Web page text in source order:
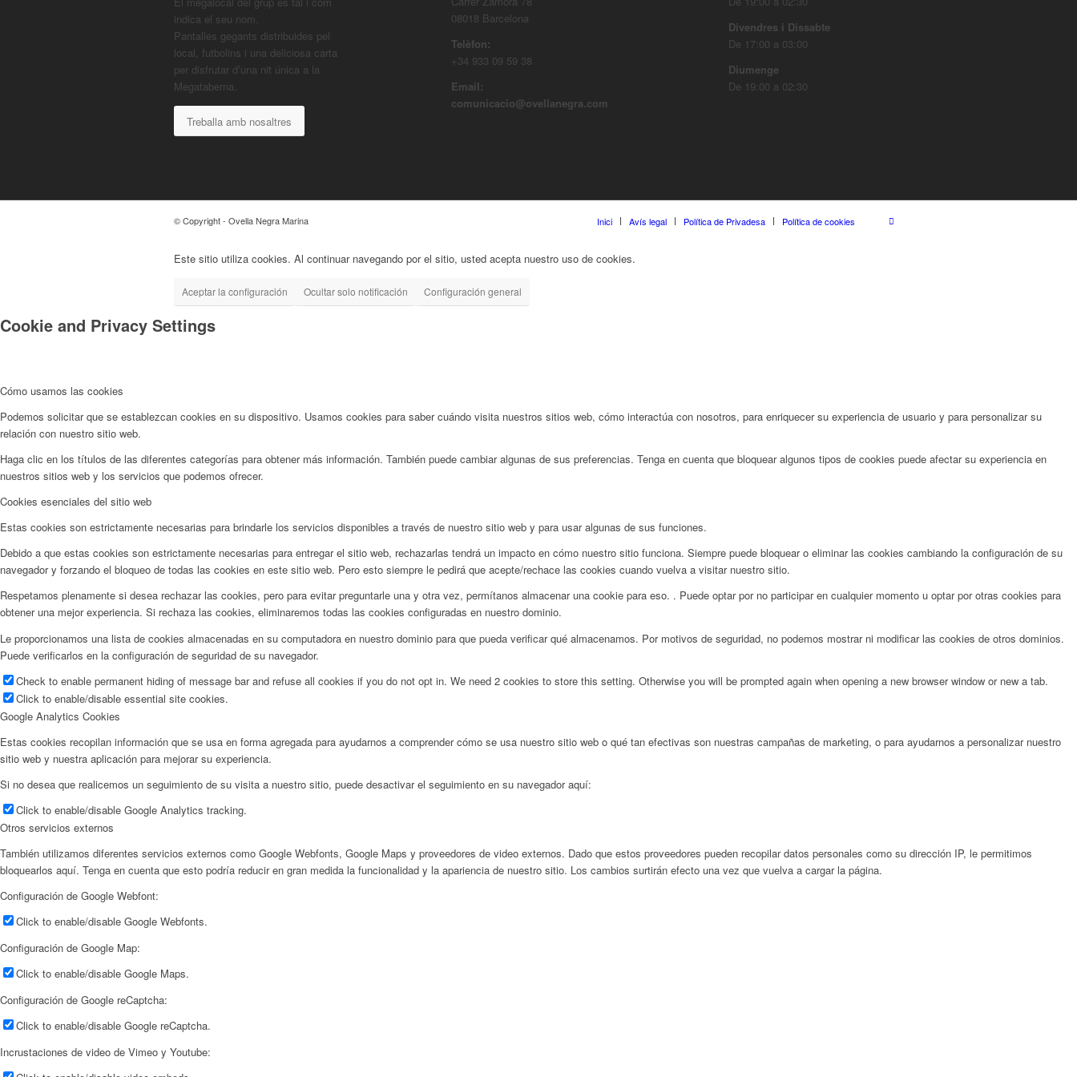
indica el seu nom.
Pantalles gegants distribuides pel
local, futbolins i una deliciosa carta
per disfrutar d’una nit única a la
Megataberna.
Treballa amb nosaltres
08018 Barcelona
Telèfon:
+34 933 09 59 38
Email:
comunicacio@ovellanegra.com
Divendres i Dissabte
De 17:00 a 03:00
Diumenge
De 19:00 a 02:30
© Copyright - Ovella Negra Marina Inici Avís legal Política de Privadesa Política de cookies
Este sitio utiliza cookies. Al continuar navegando por el sitio, usted acepta nuestro uso de cookies.
Aceptar la configuración Ocultar solo notificación Configuración general
Cookie and Privacy Settings
Cómo usamos las cookies
Podemos solicitar que se establezcan cookies en su dispositivo. Usamos cookies para saber cuándo visita nuestros sitios web, cómo interactúa con nosotros, para enriquecer su experiencia de usuario y para personalizar su
relación con nuestro sitio web.
Haga clic en los títulos de las diferentes categorías para obtener más información. También puede cambiar algunas de sus preferencias. Tenga en cuenta que bloquear algunos tipos de cookies puede afectar su experiencia en
nuestros sitios web y los servicios que podemos ofrecer.
Cookies esenciales del sitio web
Estas cookies son estrictamente necesarias para brindarle los servicios disponibles a través de nuestro sitio web y para usar algunas de sus funciones.
Debido a que estas cookies son estrictamente necesarias para entregar el sitio web, rechazarlas tendrá un impacto en cómo nuestro sitio funciona. Siempre puede bloquear o eliminar las cookies cambiando la configuración de su
navegador y forzando el bloqueo de todas las cookies en este sitio web. Pero esto siempre le pedirá que acepte/rechace las cookies cuando vuelva a visitar nuestro sitio.
Respetamos plenamente si desea rechazar las cookies, pero para evitar preguntarle una y otra vez, permítanos almacenar una cookie para eso. . Puede optar por no participar en cualquier momento u optar por otras cookies para
obtener una mejor experiencia. Si rechaza las cookies, eliminaremos todas las cookies configuradas en nuestro dominio.
Le proporcionamos una lista de cookies almacenadas en su computadora en nuestro dominio para que pueda verificar qué almacenamos. Por motivos de seguridad, no podemos mostrar ni modificar las cookies de otros dominios.
Puede verificarlos en la configuración de seguridad de su navegador.
Check to enable permanent hiding of message bar and refuse all cookies if you do not opt in. We need 2 cookies to store this setting. Otherwise you will be prompted again when opening a new browser window or new a tab.
Click to enable/disable essential site cookies.
Google Analytics Cookies
Estas cookies recopilan información que se usa en forma agregada para ayudarnos a comprender cómo se usa nuestro sitio web o qué tan efectivas son nuestras campañas de marketing, o para ayudarnos a personalizar nuestro
sitio web y nuestra aplicación para mejorar su experiencia.
Si no desea que realicemos un seguimiento de su visita a nuestro sitio, puede desactivar el seguimiento en su navegador aquí:
Click to enable/disable Google Analytics tracking.
Otros servicios externos
También utilizamos diferentes servicios externos como Google Webfonts, Google Maps y proveedores de video externos. Dado que estos proveedores pueden recopilar datos personales como su dirección IP, le permitimos
bloquearlos aquí. Tenga en cuenta que esto podría reducir en gran medida la funcionalidad y la apariencia de nuestro sitio. Los cambios surtirán efecto una vez que vuelva a cargar la página.
Configuración de Google Webfont:
Click to enable/disable Google Webfonts.
Configuración de Google Map:
Click to enable/disable Google Maps.
Configuración de Google reCaptcha:
Click to enable/disable Google reCaptcha.
Incrustaciones de video de Vimeo y Youtube: